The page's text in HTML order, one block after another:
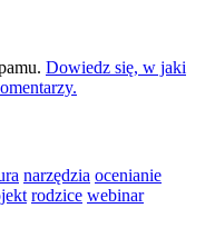
Dowiedz się, w jaki
narzędzia ocenianie
rodzice webinar